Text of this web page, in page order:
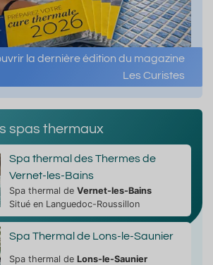
la dernière édition du magazine
Les Curistes
spas thermaux
Spa thermal des Thermes de
Vernet-les-Bains
Spa thermal de Vernet-les-Bains
Situé en Languedoc-Roussillon
Spa Thermal de Lons-le-Saunier
Spa thermal de Lons-le-Saunier